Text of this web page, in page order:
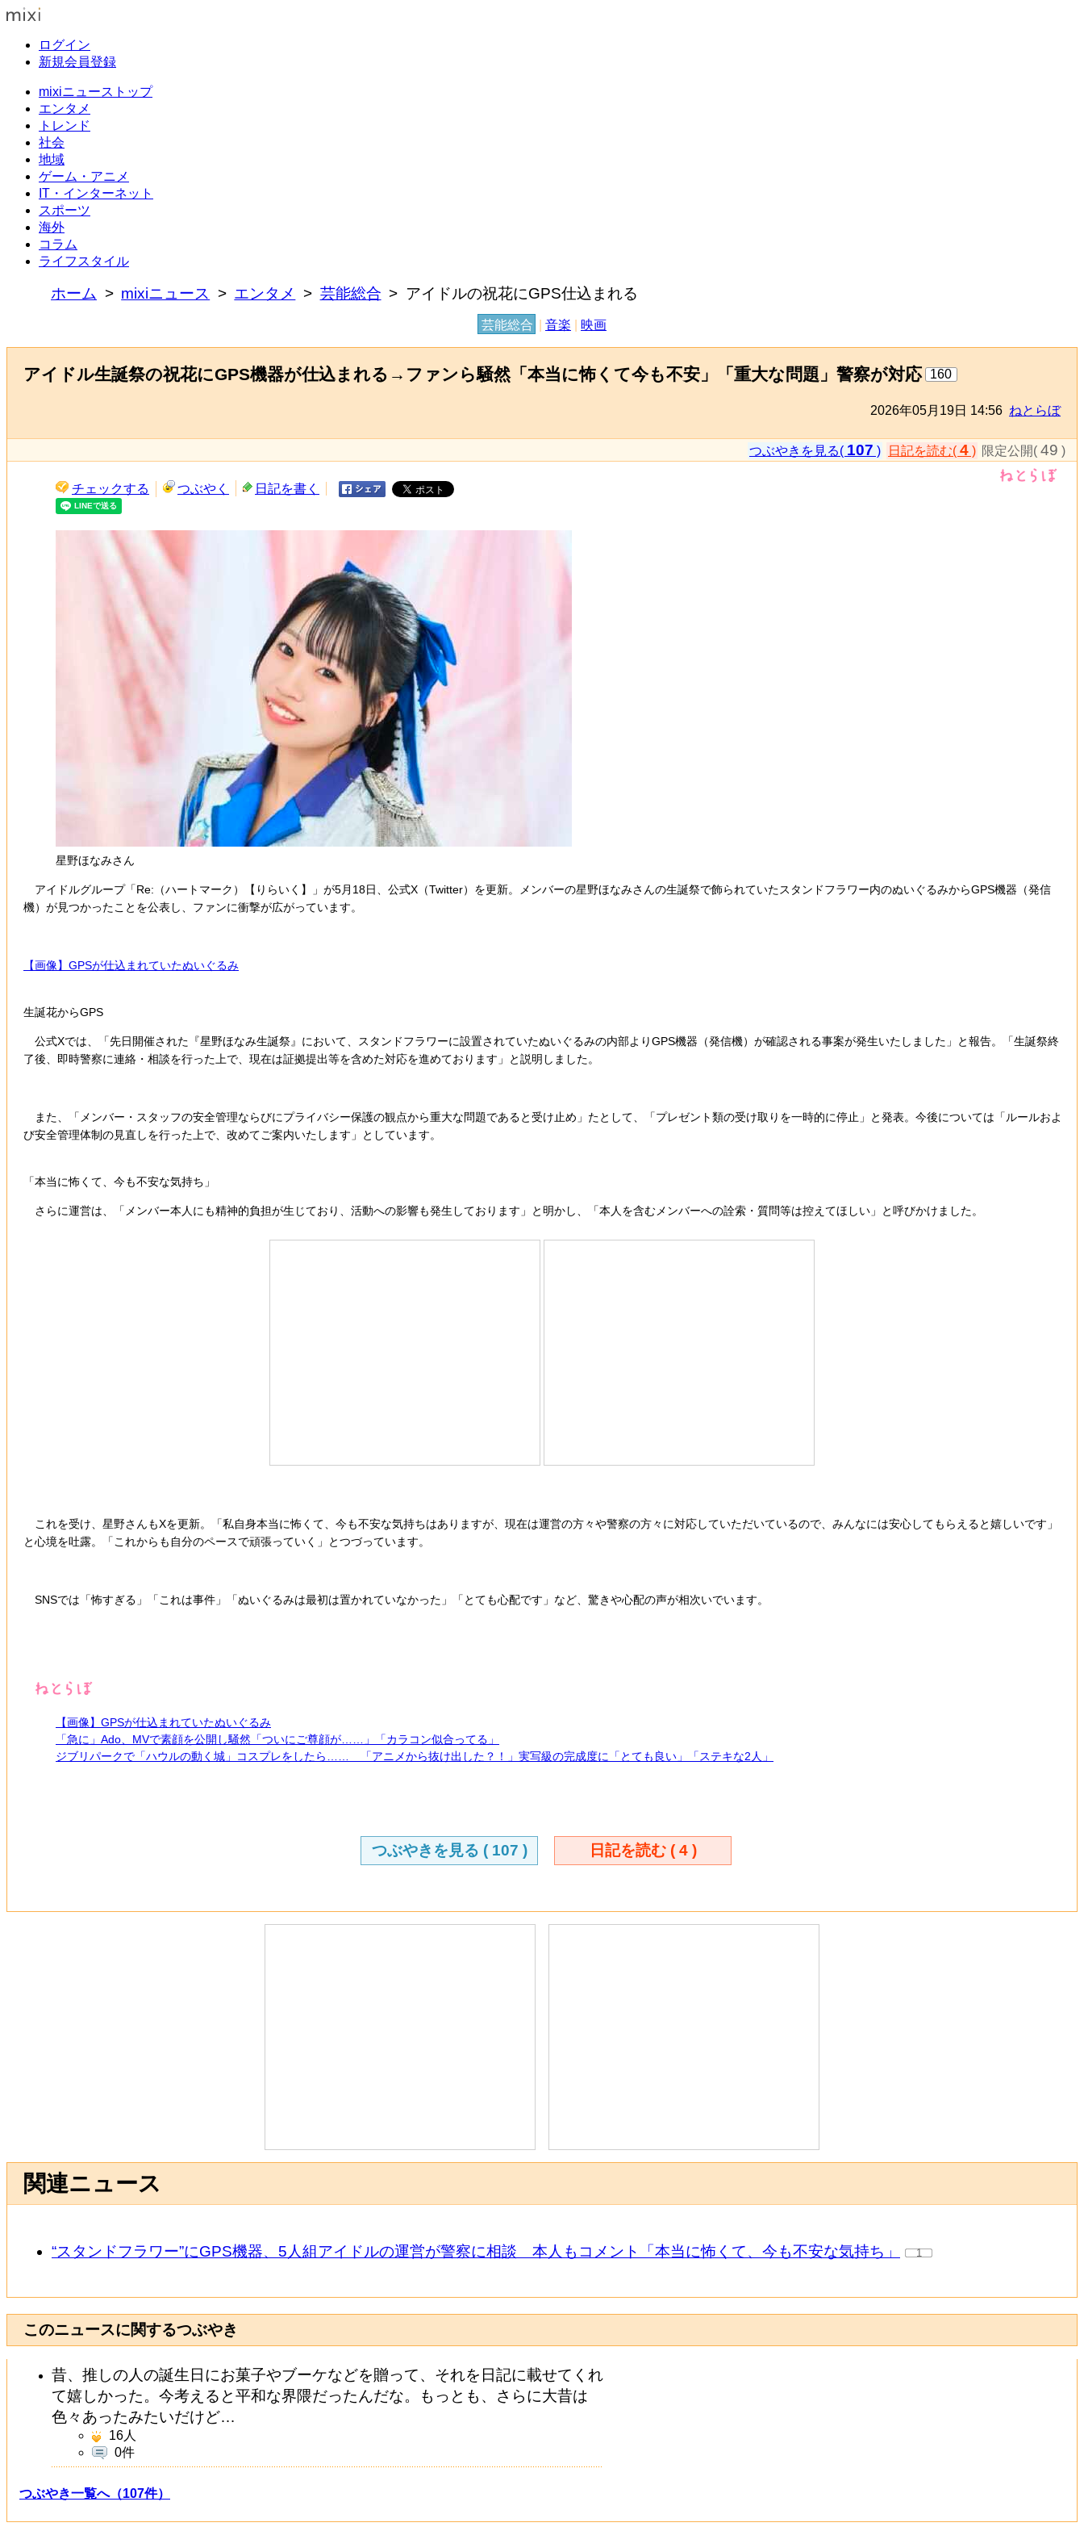
ログイン
新規会員登録
mixiニューストップ
エンタメ
トレンド
社会
地域
ゲーム・アニメ
IT・インターネット
スポーツ
海外
コラム
ライフスタイル
ホーム mixiニュース エンタメ 芸能総合 アイドルの祝花にGPS仕込まれる
芸能総合 音楽 映画
アイドル生誕祭の祝花にGPS機器が仕込まれる→ファンら騒然「本当に怖くて今も不安」「重大な問題」警察が対応 160
2026年05月19日 14:56 ねとらぼ
つぶやきを見る( 107 ) 日記を読む( 4 ) 限定公開( 49 )
チェックする つぶやく 日記を書く
星野ほなみさん
アイドルグループ「Re:（ハートマーク）【りらいく】」が5月18日、公式X（Twitter）を更新。メンバーの星野ほなみさんの生誕祭で飾られていたスタンドフラワー内のぬいぐるみからGPS機器（発信
機）が見つかったことを公表し、ファンに衝撃が広がっています。
【画像】GPSが仕込まれていたぬいぐるみ
生誕花からGPS
公式Xでは、「先日開催された『星野ほなみ生誕祭』において、スタンドフラワーに設置されていたぬいぐるみの内部よりGPS機器（発信機）が確認される事案が発生いたしました」と報告。「生誕祭終
了後、即時警察に連絡・相談を行った上で、現在は証拠提出等を含めた対応を進めております」と説明しました。
また、「メンバー・スタッフの安全管理ならびにプライバシー保護の観点から重大な問題であると受け止め」たとして、「プレゼント類の受け取りを一時的に停止」と発表。今後については「ルールおよ
び安全管理体制の見直しを行った上で、改めてご案内いたします」としています。
「本当に怖くて、今も不安な気持ち」
さらに運営は、「メンバー本人にも精神的負担が生じており、活動への影響も発生しております」と明かし、「本人を含むメンバーへの詮索・質問等は控えてほしい」と呼びかけました。
これを受け、星野さんもXを更新。「私自身本当に怖くて、今も不安な気持ちはありますが、現在は運営の方々や警察の方々に対応していただいているので、みんなには安心してもらえると嬉しいです」
と心境を吐露。「これからも自分のペースで頑張っていく」とつづっています。
SNSでは「怖すぎる」「これは事件」「ぬいぐるみは最初は置かれていなかった」「とても心配です」など、驚きや心配の声が相次いでいます。
【画像】GPSが仕込まれていたぬいぐるみ
「急に」Ado、MVで素顔を公開し騒然「ついにご尊顔が……」「カラコン似合ってる」
ジブリパークで「ハウルの動く城」コスプレをしたら…… 「アニメから抜け出した？！」実写級の完成度に「とても良い」「ステキな2人」
つぶやきを見る ( 107 ) 日記を読む ( 4)
関連ニュース
“スタンドフラワー”にGPS機器、5人組アイドルの運営が警察に相談 本人もコメント「本当に怖くて、今も不安な気持ち」 1
このニュースに関するつぶやき
昔、推しの人の誕生日にお菓子やブーケなどを贈って、それを日記に載せてくれ
て嬉しかった。今考えると平和な界隈だったんだな。もっとも、さらに大昔は
色々あったみたいだけど…
16人
0件
つぶやき一覧へ（107件）